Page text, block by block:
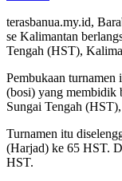
terasbanua.my.id,
se Kalimantan
Tengah (HST),
Pembukaan turnamen
(bosi) yang membidik
Sungai Tengah
Turnamen itu
(Harjad) ke 65 HST.
HST.